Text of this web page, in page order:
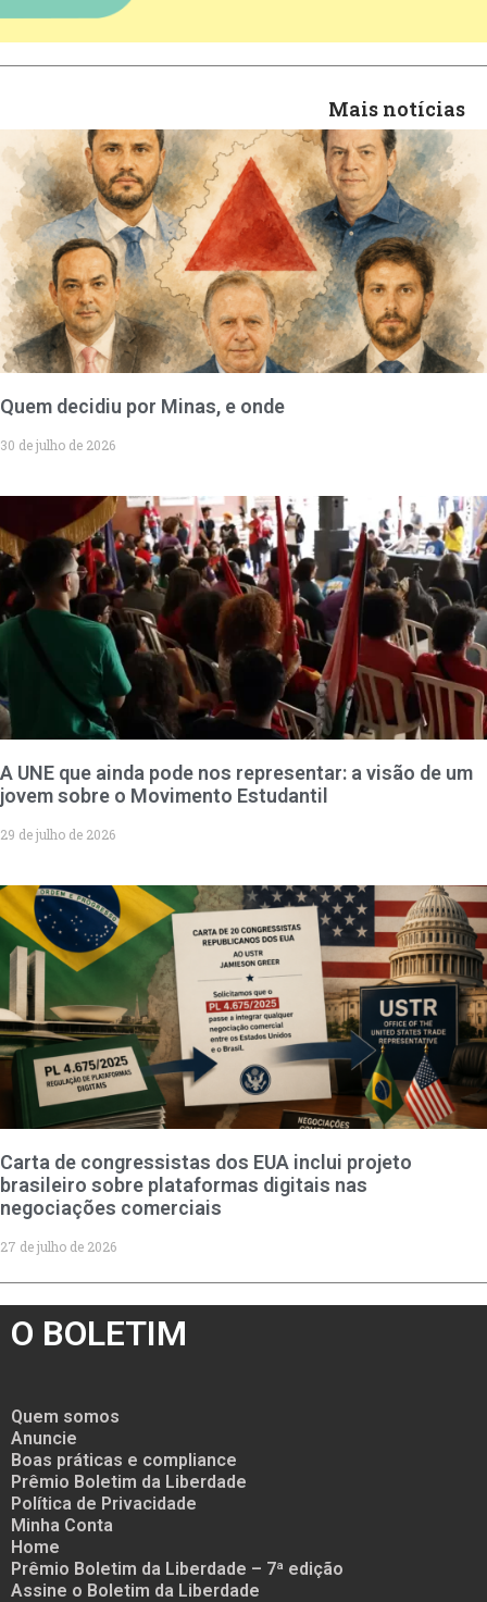
Mais notícias
Quem decidiu por Minas, e onde
30 de julho de 2026
A UNE que ainda pode nos representar: a visão de um
jovem sobre o Movimento Estudantil
29 de julho de 2026
Carta de congressistas dos EUA inclui projeto
brasileiro sobre plataformas digitais nas
negociações comerciais
27 de julho de 2026
O BOLETIM
Quem somos
Anuncie
Boas práticas e compliance
Prêmio Boletim da Liberdade
Política de Privacidade
Minha Conta
Home
Prêmio Boletim da Liberdade – 7ª edição
Assine o Boletim da Liberdade